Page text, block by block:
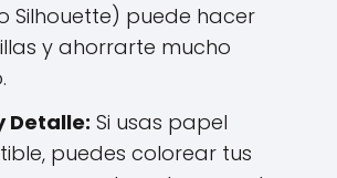
Silhouette) puede hacer
y ahorrarte mucho
Detalle: Si usas papel
puedes colorear tus